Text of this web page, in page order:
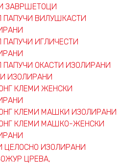
ЗАВРШЕТОЦИ
ПАПУЧИ ВИЛУШКАСТИ
ПАПУЧИ ИГЛИЧЕСТИ
ПАПУЧИ ОКАСТИ ИЗОЛИРАНИ
ИЗОЛИРАНИ
КЛЕМИ ЖЕНСКИ
КЛЕМИ МАШКИ ИЗОЛИРАНИ
КЛЕМИ МАШКO-ЖЕНСКИ
ЦЕЛОСНО ИЗОЛИРАНИ
ЦРЕВА,